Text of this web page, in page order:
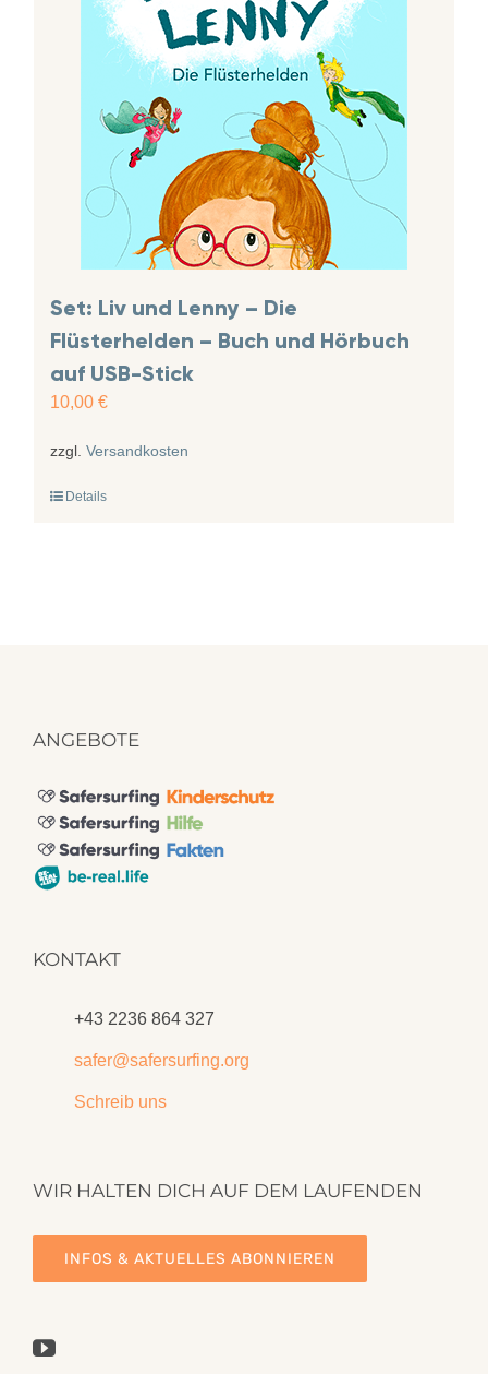
Set: Liv und Lenny – Die
Flüsterhelden – Buch und Hörbuch
auf USB-Stick
10,00 €
zzgl. Versandkosten
Details
ANGEBOTE
KONTAKT
+43 2236 864 327
safer@safersurfing.org
Schreib uns
WIR HALTEN DICH AUF DEM LAUFENDEN
INFOS & AKTUELLES ABONNIEREN